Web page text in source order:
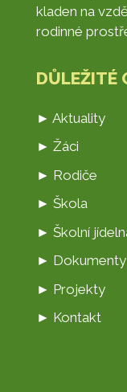
kladen na
rodinné
DŮLEŽITÉ
► Aktuality
► Žáci
► Rodiče
► Škola
► Školní
► Dokumenty
► Projekty
► Kontakt